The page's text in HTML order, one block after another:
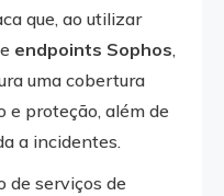
que, ao utilizar
e endpoints Sophos,
uma cobertura
proteção, além de
a incidentes.
de serviços de